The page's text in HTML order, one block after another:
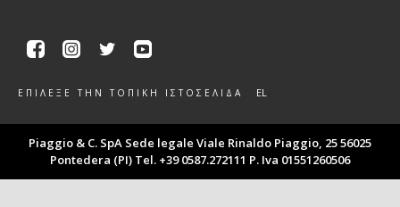
FacebookInstagram
Twitter
ΕΠΊΛΕΞΕ ΤΗΝ ΤΟΠΙΚΉ ΙΣΤΟΣΕΛΊΔΑ EL
Piaggio & C. SpA Sede legale Viale Rinaldo Piaggio, 25 56025
Pontedera (PI) Tel. +39 0587.272111 P. Iva 01551260506